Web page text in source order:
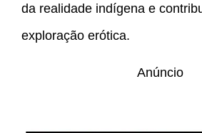
da realidade indígena e
exploração erótica.
Anúncio